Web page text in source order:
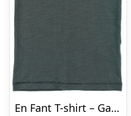
En Fant T-shirt – Gate – Mørk Petroleum m. Dyr